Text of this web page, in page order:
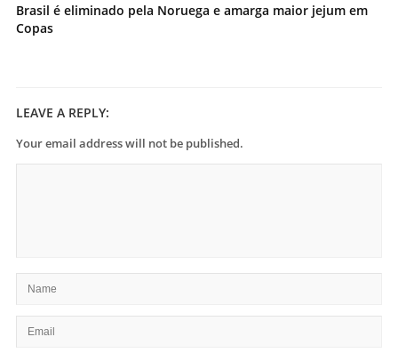
Brasil é eliminado pela Noruega e amarga maior jejum em
Copas
LEAVE A REPLY:
Your email address will not be published.